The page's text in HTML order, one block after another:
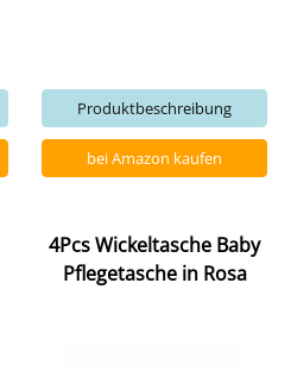
Produktbeschreibung
bei Amazon kaufen
4Pcs Wickeltasche Baby
Pflegetasche in Rosa